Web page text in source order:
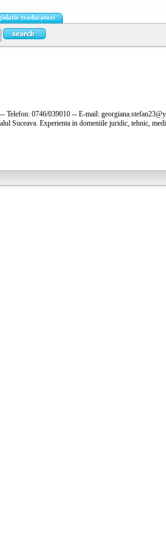
traducatori
0746/039010 -- E-mail:
Suceava. Experienta in domeniile juridic, tehnic,